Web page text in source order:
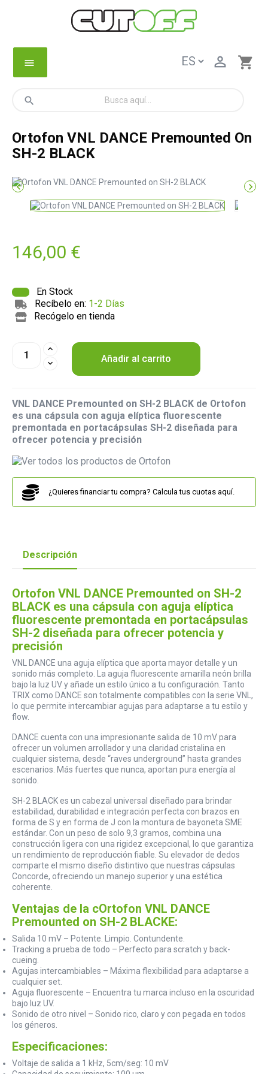
menu shopping_cart

search
Ortofon VNL DANCE Premounted On
SH-2 BLACK
 
146,00 €
En Stock
Recíbelo en: 1-2 Días
Recógelo en tienda
Añadir al carrito
VNL DANCE Premounted on SH-2 BLACK de Ortofon
es una cápsula con aguja elíptica fluorescente
premontada en portacápsulas SH-2 diseñada para
ofrecer potencia y precisión
¿Quieres financiar tu compra? Calcula tus cuotas aquí.
Descripción
Ortofon VNL DANCE Premounted on SH-2
BLACK es una cápsula con aguja elíptica
fluorescente premontada en portacápsulas
SH-2 diseñada para ofrecer potencia y
precisión
VNL DANCE una aguja elíptica que aporta mayor detalle y un
sonido más completo. La aguja fluorescente amarilla neón brilla
bajo la luz UV y añade un estilo único a tu configuración. Tanto
TRIX como DANCE son totalmente compatibles con la serie VNL,
lo que permite intercambiar agujas para adaptarse a tu estilo y
flow.
DANCE cuenta con una impresionante salida de 10 mV para
ofrecer un volumen arrollador y una claridad cristalina en
cualquier sistema, desde “raves underground” hasta grandes
escenarios. Más fuertes que nunca, aportan pura energía al
sonido.
SH-2 BLACK es un cabezal universal diseñado para brindar
estabilidad, durabilidad e integración perfecta con brazos en
forma de S y en forma de J con la montura de bayoneta SME
estándar. Con un peso de solo 9,3 gramos, combina una
construcción ligera con una rigidez excepcional, lo que garantiza
un rendimiento de reproducción fiable. Su elevador de dedos
comparte el mismo diseño distintivo que nuestras cápsulas
Concorde, ofreciendo un manejo superior y una estética
coherente.
Ventajas de la cOrtofon VNL DANCE
Premounted on SH-2 BLACKE:
Salida 10 mV – Potente. Limpio. Contundente.
Tracking a prueba de todo – Perfecto para scratch y back-
cueing.
Agujas intercambiables – Máxima flexibilidad para adaptarse a
cualquier set.
Aguja fluorescente – Encuentra tu marca incluso en la oscuridad
bajo luz UV.
Sonido de otro nivel – Sonido rico, claro y con pegada en todos
los géneros.
Especificaciones:
Voltaje de salida a 1 kHz, 5cm/seg: 10 mV